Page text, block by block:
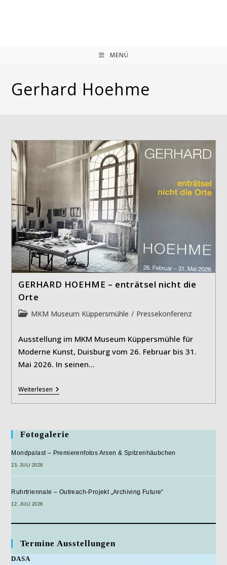
MENÜ
Gerhard Hoehme
GERHARD HOEHME – enträtsel nicht die
Orte
Beitrags-
MKM Museum Küppersmühle / Pressekonferenz
Ausstellung im MKM Museum Küppersmühle für
Moderne Kunst, Duisburg vom 26. Februar bis 31.
Mai 2026. In seinen…
WeiterlesenGERHARD
HOEHME
–
Die
Orte
Fotogalerie
Mondpalast – Premierenfotos Arsen & Spitzenhäubchen
23. JULI 2026
Ruhrtriennale – Outreach-Projekt „Archiving Future“
12. JULI 2026
Termine Ausstellungen
DASA